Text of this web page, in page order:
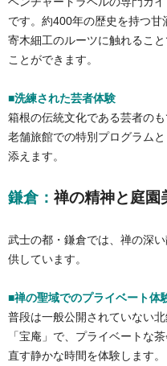
です。約400年の歴史を持つ
寄木細工のルーツに触れるこ
ことができます。
■洗練された芸者体験
箱根の伝統文化である芸者の
老舗旅館での特別プログラム
添えます。
鎌倉： 禅の精神と庭園
武士の都・鎌倉では、禅の深
供しています。
■禅の聖域でのプライベート体
普段は一般公開されていない
「宝庵」で、プライベートな
直す静かな時間を体験します。